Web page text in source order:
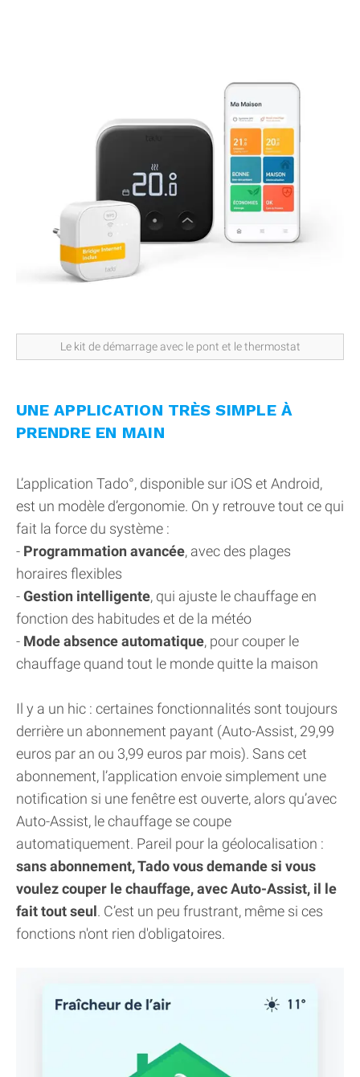
Le kit de démarrage avec le pont et le thermostat
UNE APPLICATION TRÈS SIMPLE À
PRENDRE EN MAIN
L’application Tado°, disponible sur iOS et Android,
est un modèle d’ergonomie. On y retrouve tout ce qui
fait la force du système :
- Programmation avancée, avec des plages
horaires flexibles
-Gestion intelligente, qui ajuste le chauffage en
fonction des habitudes et de la météo
- Mode absence automatique, pour couper le
chauffage quand tout le monde quitte la maison
Il y a un hic : certaines fonctionnalités sont toujours
derrière un abonnement payant (Auto-Assist, 29,99
euros par an ou 3,99 euros par mois). Sans cet
abonnement, l’application envoie simplement une
notification si une fenêtre est ouverte, alors qu’avec
Auto-Assist, le chauffage se coupe
automatiquement. Pareil pour la géolocalisation :
sans abonnement, Tado vous demande si vous
voulez couper le chauffage, avec Auto-Assist, il le
fait tout seul. C’est un peu frustrant, même si ces
fonctions n'ont rien d'obligatoires.